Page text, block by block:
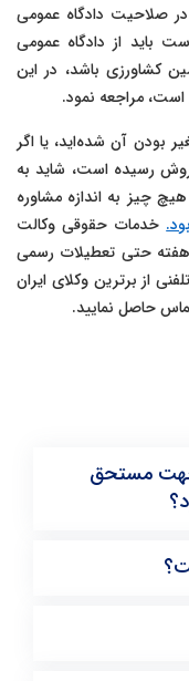
صلاحیت دادگاه عمومی
باید از دادگاه عمومی
کشاورزی باشد، در این
مراجعه نمود.
بودن آن شده‌اید، یا اگر
رسیده است، شاید به
چیز به اندازه مشاوره
خدمات حقوقی وکالت
هفته حتی تعطیلات رسمی
از برترین وکلای ایران
جهت مستحق